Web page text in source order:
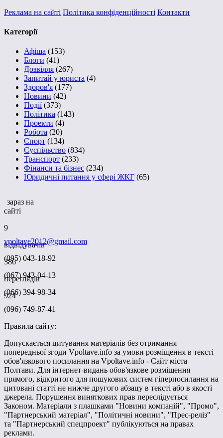
Реклама на сайті Політика конфіденційності Контакти
Категорії
Афіша (153)
Блоги (41)
Дозвілля (267)
Запитай у юриста (4)
Здоров'я (177)
Новини (42)
Події(373)
Політика (143)
Проекти (4)
Робота (20)
Спорт (134)
Суспільство (834)
Транспорт (233)
Фінанси та бізнес (234)
Юридичні питання у сфері ЖКГ (65)
зараз на
сайті
9
відвідувачів
386
переглядів
924
vpoltave2012@gmail.com
(095) 043-18-92
(067) 943-04-13
(066) 394-98-34
(096) 749-87-41
Правила сайту:
Допускається цитування матеріалів без отримання
попередньої згоди Vpoltave.info за умови розміщення в тексті
обов'язкового посилання на Vpoltave.info - Сайт міста
Полтави. Для інтернет-видань обов'язкове розміщення
прямого, відкритого для пошукових систем гіперпосилання на
цитовані статті не нижче другого абзацу в тексті або в якості
джерела. Порушення виняткових прав переслідується
Законом. Матеріали з плашками "Новини компаній", "Промо",
"Партнерський матеріал", "Політичні новини", "Прес-реліз"
та "Партнерський спецпроект" публікуються на правах
реклами.